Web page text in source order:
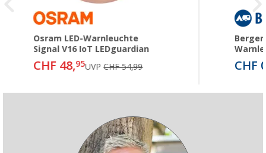
Osram LED-Warnleuchte
Signal V16 IoT LEDguardian
CHF 48,95UVPCHF 54,99
Berger
CHF